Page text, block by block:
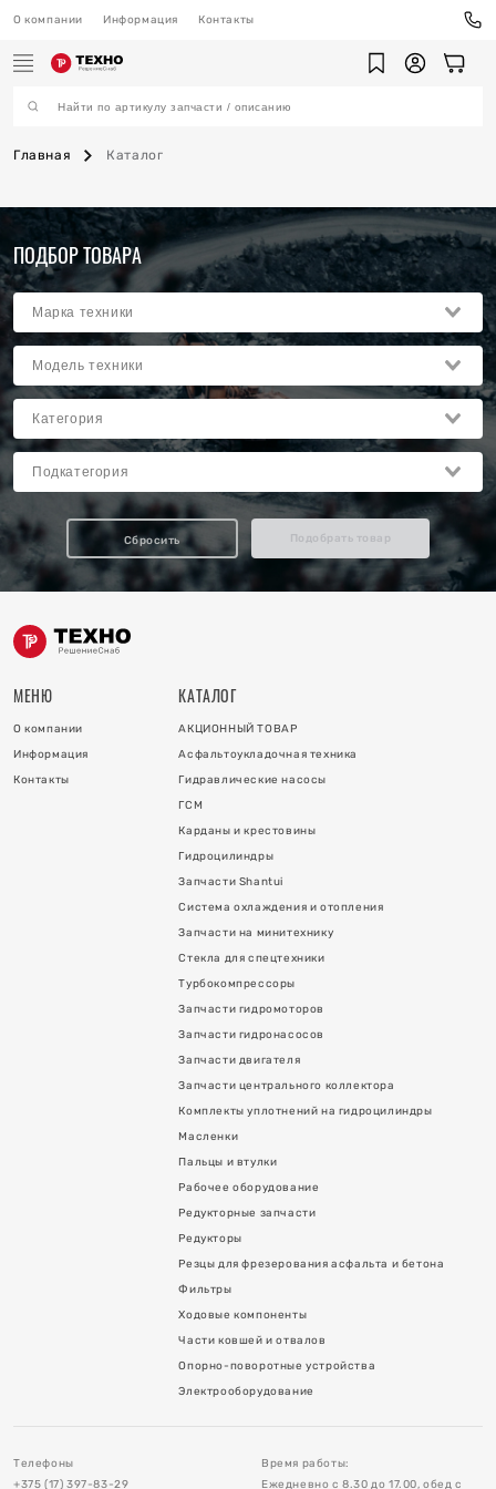
О компании Информация Контакты
Главная Каталог
ПОДБОР ТОВАРА
Сбросить Подобрать товар
МЕНЮ
О компании
Информация
Контакты
КАТАЛОГ
АКЦИОННЫЙ ТОВАР
Асфальтоукладочная техника
Гидравлические насосы
ГСМ
Карданы и крестовины
Гидроцилиндры
Запчасти Shantui
Система охлаждения и отопления
Запчасти на минитехнику
Стекла для спецтехники
Турбокомпрессоры
Запчасти гидромоторов
Запчасти гидронасосов
Запчасти двигателя
Запчасти центрального коллектора
Комплекты уплотнений на гидроцилиндры
Масленки
Пальцы и втулки
Рабочее оборудование
Редукторные запчасти
Редукторы
Резцы для фрезерования асфальта и бетона
Фильтры
Ходовые компоненты
Части ковшей и отвалов
Опорно-поворотные устройства
Электрооборудование
Телефоны
+375 (17) 397-83-29
Время работы:
Ежедневно с 8.30 до 17.00, обед с